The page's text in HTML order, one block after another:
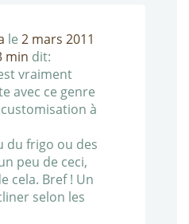
le 2 mars 2011
min dit:
vraiment
avec ce genre
à
du frigo ou des
peu de ceci,
cela. Bref ! Un
selon les